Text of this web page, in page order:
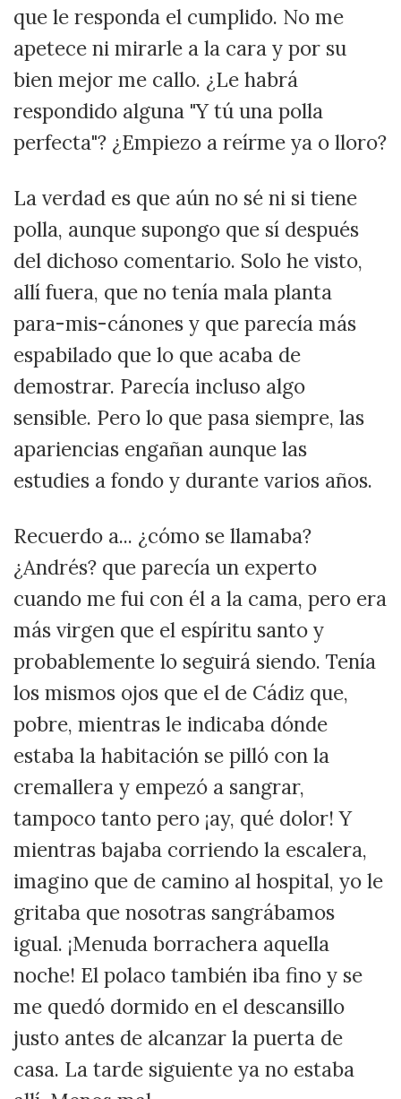
que le responda el cumplido. No me
apetece ni mirarle a la cara y por su
bien mejor me callo. ¿Le habrá
respondido alguna "Y tú una polla
perfecta"? ¿Empiezo a reírme ya o lloro?
La verdad es que aún no sé ni si tiene
polla, aunque supongo que sí después
del dichoso comentario. Solo he visto,
allí fuera, que no tenía mala planta
para-mis-cánones y que parecía más
espabilado que lo que acaba de
demostrar. Parecía incluso algo
sensible. Pero lo que pasa siempre, las
apariencias engañan aunque las
estudies a fondo y durante varios años.
Recuerdo a... ¿cómo se llamaba?
¿Andrés? que parecía un experto
cuando me fui con él a la cama, pero era
más virgen que el espíritu santo y
probablemente lo seguirá siendo. Tenía
los mismos ojos que el de Cádiz que,
pobre, mientras le indicaba dónde
estaba la habitación se pilló con la
cremallera y empezó a sangrar,
tampoco tanto pero ¡ay, qué dolor! Y
mientras bajaba corriendo la escalera,
imagino que de camino al hospital, yo le
gritaba que nosotras sangrábamos
igual. ¡Menuda borrachera aquella
noche! El polaco también iba fino y se
me quedó dormido en el descansillo
justo antes de alcanzar la puerta de
casa. La tarde siguiente ya no estaba